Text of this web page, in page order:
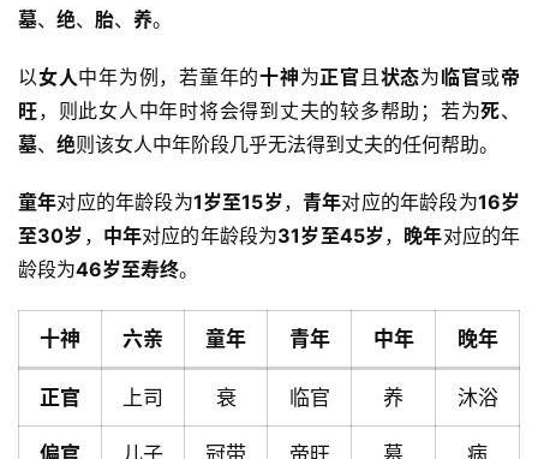
墓、 绝、 胎、 养。
以女人中年为例，若童年的十神为正官且状态为临官或帝
旺，则此女人中年时将会得到丈夫的较多帮助；若为死、
墓、 绝则该女人中年阶段几乎无法得到丈夫的任何帮助。
童年对应的年龄段为1岁至15岁，青年对应的年龄段为16岁
至30岁 ， 中年对应的年龄段为31岁至45岁， 晚年对应的年
龄段为46岁至寿终。
十神 六亲 童年 青年 中年 晚年
正官 上司 衰 临官 养 沐浴
偏官 儿子 冠带 帝旺 墓 病